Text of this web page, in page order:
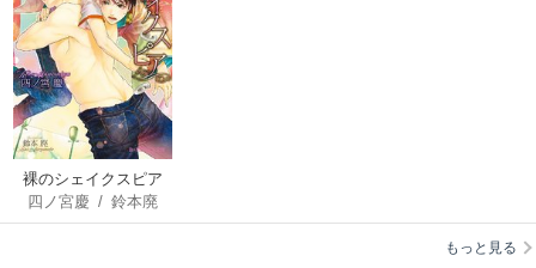
裸のシェイクスピア
四ノ宮慶 /鈴本廃
もっと見る